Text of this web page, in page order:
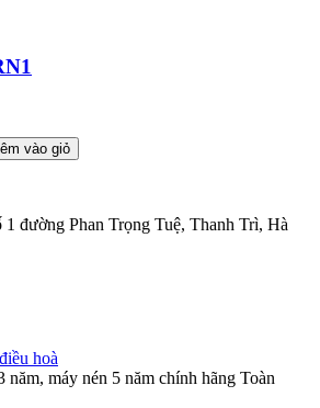
vào giỏ
đường Phan Trọng Tuệ, Thanh Trì, Hà
hoà
năm, máy nén 5 năm chính hãng Toàn